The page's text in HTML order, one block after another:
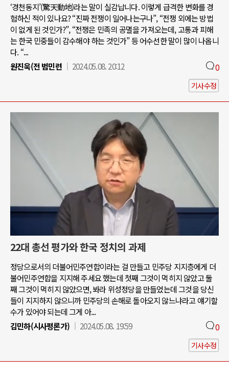
‘경천동지’(驚天動地)라는 말이 실감납니다. 이렇게 급격한 변화를 경
험하신 적이 있나요? “진짜 전쟁이 일어나는구나”, “전쟁 외에는 방법
이 없게 된 것인가?”, “전쟁은 민족의 공멸을 가져오는데, 고통과 피해
는 한국 민중들이 감수해야 하는 것인가” 등 어수선한 말이 많이 나옵니
다. “...
원진욱(전 범민련
2024.05.08. 20:12 0
기사수정
22대 총선 평가와 한국 정치의 과제
정당으로서의 더불어민주연합이라는 걸 만들고 민주당 지지층에게 더
불어민주연합을 지지해 주세요 했는데 첫째 그것이 먹히지 않았고 둘
째 그것이 먹히지 않았으면, 봐라 위성정당을 만들었는데 그것을 당신
들이 지지하지 않으니까 민주당의 손해로 돌아오지 않느냐라고 얘기할
수가 있어야 되는데 그게 아...
김민하(시사평론가)
2024.05.08. 19:59 0
기사수정